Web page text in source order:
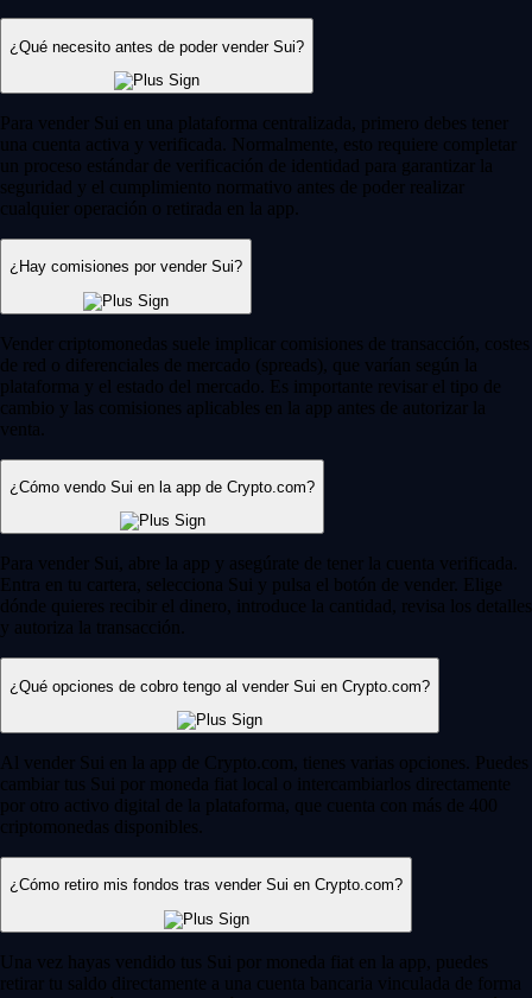
¿Qué necesito antes de poder vender Sui?
Para vender Sui en una plataforma centralizada, primero debes tener
una cuenta activa y verificada. Normalmente, esto requiere completar
un proceso estándar de verificación de identidad para garantizar la
seguridad y el cumplimiento normativo antes de poder realizar
cualquier operación o retirada en la app.
¿Hay comisiones por vender Sui?
Vender criptomonedas suele implicar comisiones de transacción, costes
de red o diferenciales de mercado (spreads), que varían según la
plataforma y el estado del mercado. Es importante revisar el tipo de
cambio y las comisiones aplicables en la app antes de autorizar la
venta.
¿Cómo vendo Sui en la app de Crypto.com?
Para vender Sui, abre la app y asegúrate de tener la cuenta verificada.
Entra en tu cartera, selecciona Sui y pulsa el botón de vender. Elige
dónde quieres recibir el dinero, introduce la cantidad, revisa los detalles
y autoriza la transacción.
¿Qué opciones de cobro tengo al vender Sui en Crypto.com?
Al vender Sui en la app de Crypto.com, tienes varias opciones. Puedes
cambiar tus Sui por moneda fiat local o intercambiarlos directamente
por otro activo digital de la plataforma, que cuenta con más de 400
criptomonedas disponibles.
¿Cómo retiro mis fondos tras vender Sui en Crypto.com?
Una vez hayas vendido tus Sui por moneda fiat en la app, puedes
retirar tu saldo directamente a una cuenta bancaria vinculada de forma